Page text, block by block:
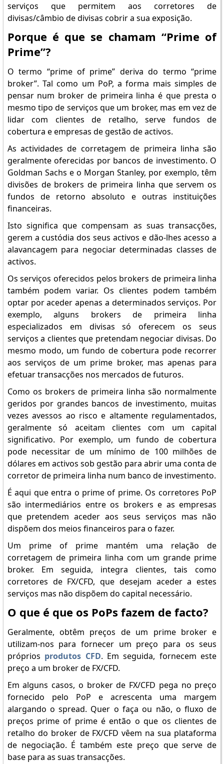
serviços que permitem aos corretores de
divisas/câmbio de divisas cobrir a sua exposição.
Porque é que se chamam “Prime of
Prime”?
O termo “prime of prime” deriva do termo “prime
broker”. Tal como um PoP, a forma mais simples de
pensar num broker de primeira linha é que presta o
mesmo tipo de serviços que um broker, mas em vez de
lidar com clientes de retalho, serve fundos de
cobertura e empresas de gestão de activos.
As actividades de corretagem de primeira linha são
geralmente oferecidas por bancos de investimento. O
Goldman Sachs e o Morgan Stanley, por exemplo, têm
divisões de brokers de primeira linha que servem os
fundos de retorno absoluto e outras instituições
financeiras.
Isto significa que compensam as suas transacções,
gerem a custódia dos seus activos e dão-lhes acesso a
alavancagem para negociar determinadas classes de
activos.
Os serviços oferecidos pelos brokers de primeira linha
também podem variar. Os clientes podem também
optar por aceder apenas a determinados serviços. Por
exemplo, alguns brokers de primeira linha
especializados em divisas só oferecem os seus
serviços a clientes que pretendam negociar divisas. Do
mesmo modo, um fundo de cobertura pode recorrer
aos serviços de um prime broker, mas apenas para
efetuar transacções nos mercados de futuros.
Como os brokers de primeira linha são normalmente
geridos por grandes bancos de investimento, muitas
vezes avessos ao risco e altamente regulamentados,
geralmente só aceitam clientes com um capital
significativo. Por exemplo, um fundo de cobertura
pode necessitar de um mínimo de 100 milhões de
dólares em activos sob gestão para abrir uma conta de
corretor de primeira linha num banco de investimento.
É aqui que entra o prime of prime. Os corretores PoP
são intermediários entre os brokers e as empresas
que pretendem aceder aos seus serviços mas não
dispõem dos meios financeiros para o fazer.
Um prime of prime mantém uma relação de
corretagem de primeira linha com um grande prime
broker. Em seguida, integra clientes, tais como
corretores de FX/CFD, que desejam aceder a estes
serviços mas não dispõem do capital necessário.
O que é que os PoPs fazem de facto?
Geralmente, obtêm preços de um prime broker e
utilizam-nos para fornecer um preço para os seus
próprios produtos CFD. Em seguida, fornecem este
preço a um broker de FX/CFD.
Em alguns casos, o broker de FX/CFD pega no preço
fornecido pelo PoP e acrescenta uma margem
alargando o spread. Quer o faça ou não, o fluxo de
preços prime of prime é então o que os clientes de
retalho do broker de FX/CFD vêem na sua plataforma
de negociação. É também este preço que serve de
base para as suas transacções.